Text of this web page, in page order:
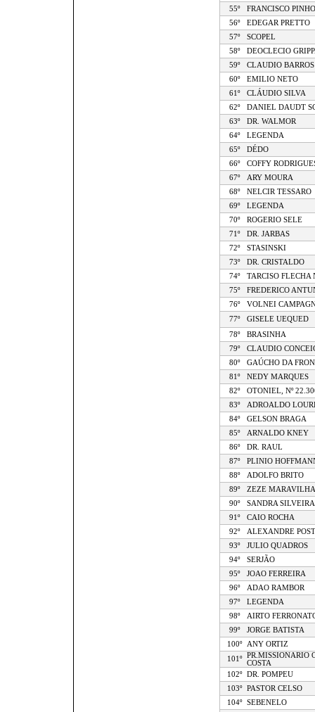
55º
FRANCISCO PINHO
56º
EDEGAR PRETTO
57º
SCOPEL
58º
DEOCLECIO
59º
CLAUDIO BARROS
60º
EMILIO NETO
61º
CLÁUDIO SILVA
62º
DANIEL DAUDT
63º
DR. WALMOR
64º
LEGENDA
65º
DÉDO
66º
COFFY
67º
ARY MOURA
68º
NELCIR TESSARO
69º
LEGENDA
70º
ROGERIO SELE
71º
DR. JARBAS
72º
STASINSKI
73º
DR. CRISTALDO
74º
TARCISO FLECHA
75º
FREDERICO
76º
VOLNEI
77º
GISELE UEQUED
78º
BRASINHA
79º
CLAUDIO
80º
GAÚCHO DA
81º
NEDY MARQUES
82º
OTONIEL, Nº
83º
ADROALDO
84º
GELSON BRAGA
85º
ARNALDO KNEY
86º
DR. RAUL
87º
PLINIO
88º
ADOLFO BRITO
89º
ZEZE MARAVILHA
90º
SANDRA SILVEIRA
91º
CAIO ROCHA
92º
ALEXANDRE
93º
JULIO QUADROS
94º
SERJÃO
95º
JOAO FERREIRA
96º
ADAO RAMBOR
97º
LEGENDA
98º
AIRTO
99º
JORGE BATISTA
100º
ANY ORTIZ
101º
PR.MISSIONARIO
COSTA
102º
DR. POMPEU
103º
PASTOR CELSO
104º
SEBENELO